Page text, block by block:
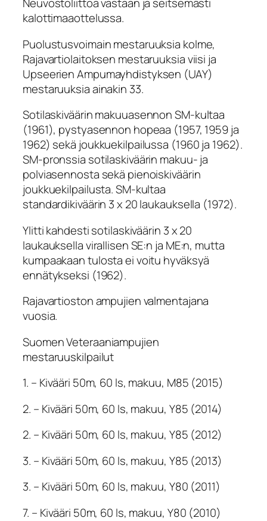
Neuvostoliittoa vastaan ja seitsemästi
kalottimaaottelussa.
Puolustusvoimain mestaruuksia kolme,
Rajavartiolaitoksen mestaruuksia viisi ja
Upseerien Ampumayhdistyksen (UAY)
mestaruuksia ainakin 33.
Sotilaskiväärin makuuasennon SM-kultaa
(1961), pystyasennon hopeaa (1957, 1959 ja
1962) sekä joukkuekilpailussa (1960 ja 1962).
SM-pronssia sotilaskiväärin makuu- ja
polviasennosta sekä pienoiskiväärin
joukkuekilpailusta. SM-kultaa
standardikiväärin 3 x 20 laukauksella (1972).
Ylitti kahdesti sotilaskiväärin 3 x 20
laukauksella virallisen SE:n ja ME:n, mutta
kumpaakaan tulosta ei voitu hyväksyä
ennätykseksi (1962).
Rajavartioston ampujien valmentajana
vuosia.
Suomen Veteraaniampujien
mestaruuskilpailut
1. – Kivääri 50m, 60 ls, makuu, M85 (2015)
2. – Kivääri 50m, 60 ls, makuu, Y85 (2014)
2. – Kivääri 50m, 60 ls, makuu, Y85 (2012)
3. – Kivääri 50m, 60 ls, makuu, Y85 (2013)
3. – Kivääri 50m, 60 ls, makuu, Y80 (2011)
7. – Kivääri 50m, 60 ls, makuu, Y80 (2010)